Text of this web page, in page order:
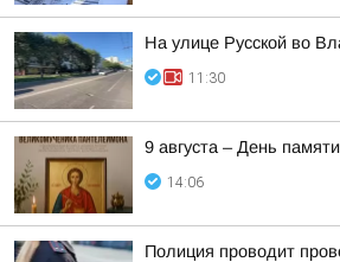
На улице Русской во
11:30
9 августа – День
14:06
Полиция проводит